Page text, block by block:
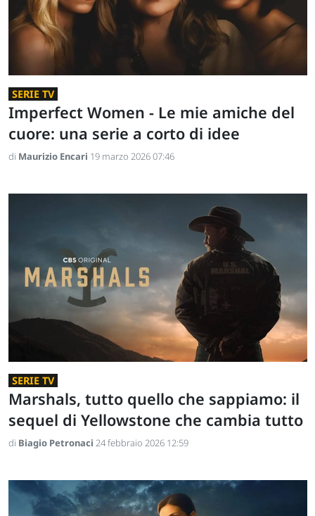
SERIE TV
Imperfect Women - Le mie amiche del
cuore: una serie a corto di idee
di Maurizio Encari 19 marzo 2026 07:46
SERIE TV
Marshals, tutto quello che sappiamo: il
sequel di Yellowstone che cambia tutto
di Biagio Petronaci 24 febbraio 2026 12:59